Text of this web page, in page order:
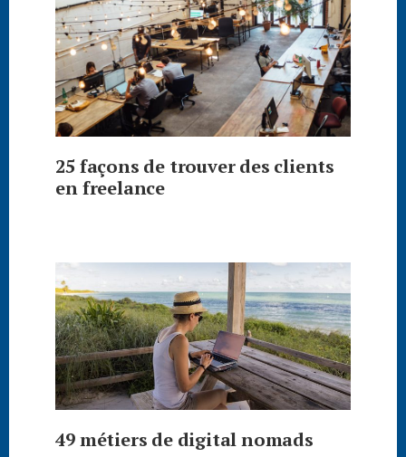
25 façons de trouver des clients
en freelance
49 métiers de digital nomads